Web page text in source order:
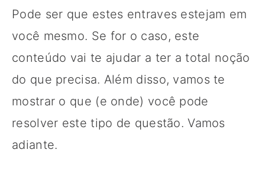
Pode ser que estes entraves estejam em
você mesmo. Se for o caso, este
conteúdo vai te ajudar a ter a total noção
do que precisa. Além disso, vamos te
mostrar o que (e onde) você pode
resolver este tipo de questão. Vamos
adiante.